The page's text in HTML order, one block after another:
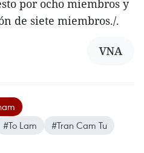
por ocho miembros y
de siete miembros./.
VNA
#To Lam
#Tran Cam Tu